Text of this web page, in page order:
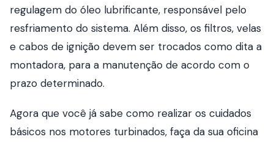
regulagem do óleo lubrificante, responsável pelo
resfriamento do sistema. Além disso, os filtros, velas
e cabos de ignição devem ser trocados como dita a
montadora, para a manutenção de acordo com o
prazo determinado.
Agora que você já sabe como realizar os cuidados
básicos nos motores turbinados, faça da sua oficina